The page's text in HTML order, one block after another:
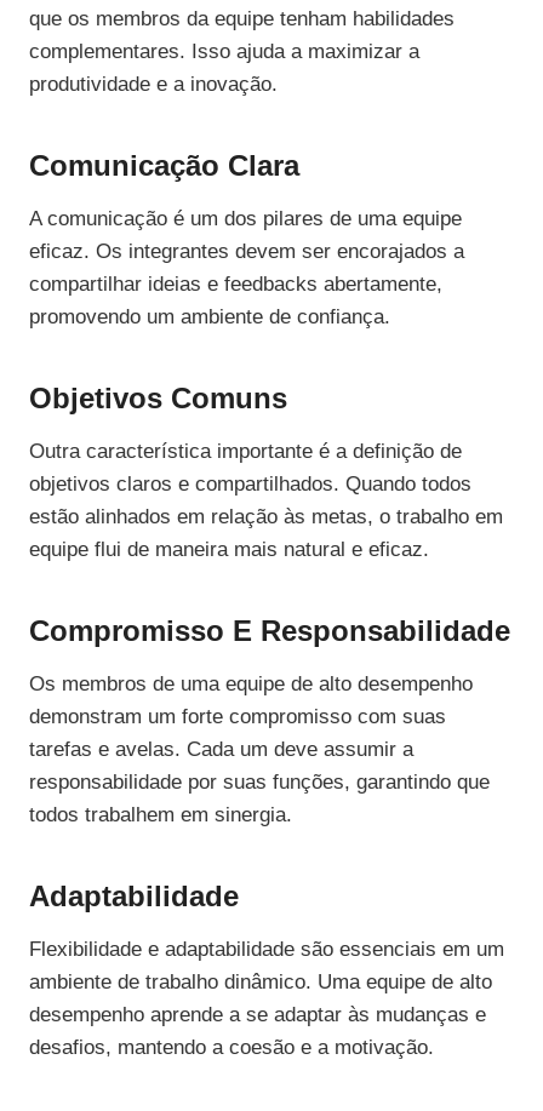
que os membros da equipe tenham habilidades
complementares. Isso ajuda a maximizar a
produtividade e a inovação.
Comunicação Clara
A comunicação é um dos pilares de uma equipe
eficaz. Os integrantes devem ser encorajados a
compartilhar ideias e feedbacks abertamente,
promovendo um ambiente de confiança.
Objetivos Comuns
Outra característica importante é a definição de
objetivos claros e compartilhados. Quando todos
estão alinhados em relação às metas, o trabalho em
equipe flui de maneira mais natural e eficaz.
Compromisso E Responsabilidade
Os membros de uma equipe de alto desempenho
demonstram um forte compromisso com suas
tarefas e avelas. Cada um deve assumir a
responsabilidade por suas funções, garantindo que
todos trabalhem em sinergia.
Adaptabilidade
Flexibilidade e adaptabilidade são essenciais em um
ambiente de trabalho dinâmico. Uma equipe de alto
desempenho aprende a se adaptar às mudanças e
desafios, mantendo a coesão e a motivação.